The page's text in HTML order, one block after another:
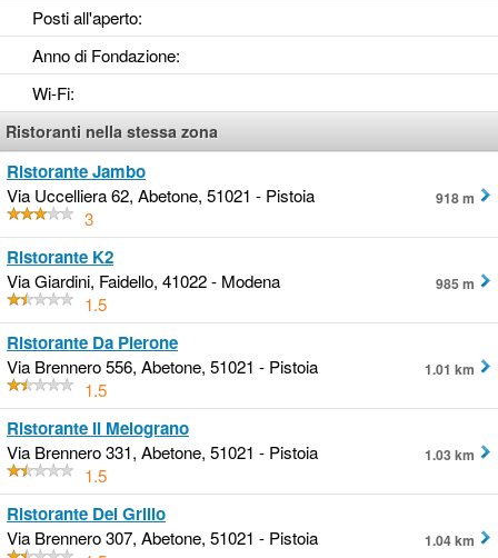
Posti all'aperto:
Anno di Fondazione:
Wi-Fi:
Ristoranti nella stessa zona
Ristorante Jambo
Via Uccelliera 62, Abetone, 51021 - Pistoia
3
918 m
Ristorante K2
Via Giardini, Faidello, 41022 - Modena
1.5
985 m
Ristorante Da Pierone
Via Brennero 556, Abetone, 51021 - Pistoia
1.5
1.01 km
Ristorante Il Melograno
Via Brennero 331, Abetone, 51021 - Pistoia
1.5
1.03 km
Ristorante Del Grillo
Via Brennero 307, Abetone, 51021 - Pistoia
1.04 km